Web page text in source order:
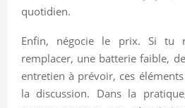
quotidien.
Enfin, négocie le prix. Si tu
remplacer, une batterie faible,
entretien à prévoir, ces
la discussion. Dans la